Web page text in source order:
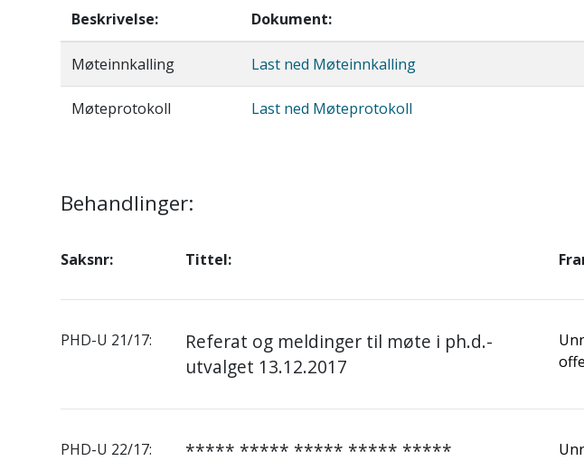
Beskrivelse: Dokument:
Møteinnkalling Last ned Møteinnkalling
Møteprotokoll Last ned Møteprotokoll
Behandlinger:
Saksnr: Tittel:
PHD-U 21/17:
Referat og meldinger til møte i ph.d.-
utvalget 13.12.2017
PHD-U 22/17: ***** ***** ***** ***** *****